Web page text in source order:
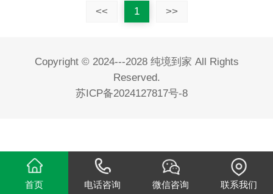
<< 1 >>
Copyright © 2024---2028 纯境到家 All Rights
Reserved.
苏ICP备2024127817号-8
首页 电话咨询 微信咨询 联系我们